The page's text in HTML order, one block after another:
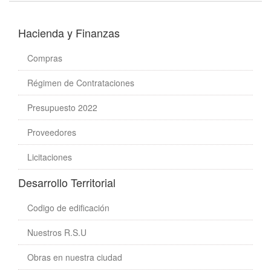
Hacienda y Finanzas
Compras
Régimen de Contrataciones
Presupuesto 2022
Proveedores
Licitaciones
Desarrollo Territorial
Codigo de edificación
Nuestros R.S.U
Obras en nuestra ciudad